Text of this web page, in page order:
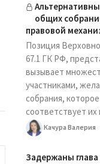
общих
правовой
Позиция
67.1 ГК РФ,
вызывает
участниками,
собрания,
соответствует
Качура Валерия
Задержаны